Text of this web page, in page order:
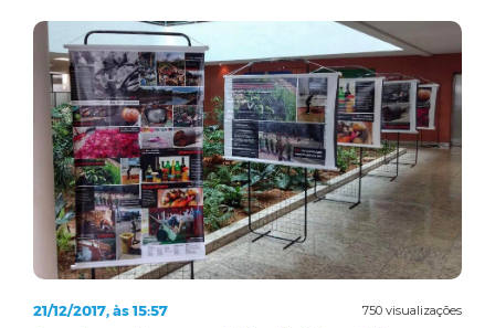
750 visualizações
21/12/2017, às 15:57